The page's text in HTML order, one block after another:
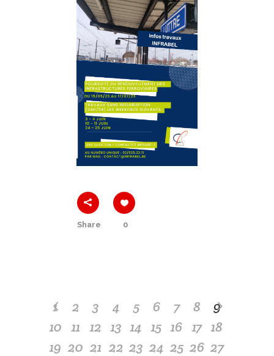
Share 0
1 2 3 4 5 6 7 8
9
10 11 12 13 14 15 16 17 18
19 20 21 22 23 24 25 26 27